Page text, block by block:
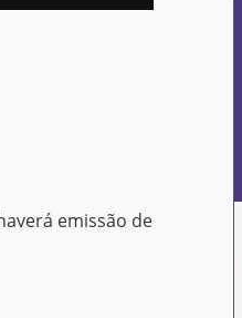
emissão de